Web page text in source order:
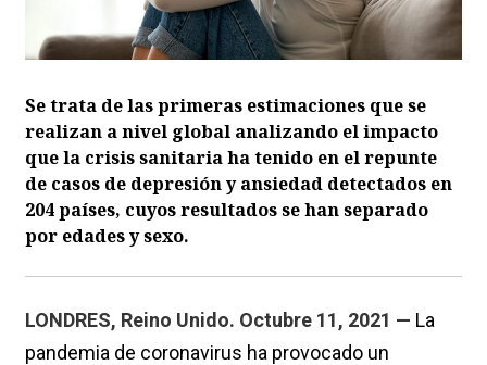
Se trata de las primeras estimaciones que se
realizan a nivel global analizando el impacto
que la crisis sanitaria ha tenido en el repunte
de casos de depresión y ansiedad detectados en
204 países, cuyos resultados se han separado
por edades y sexo.
LONDRES, Reino Unido. Octubre 11, 2021 — La
pandemia de coronavirus ha provocado un